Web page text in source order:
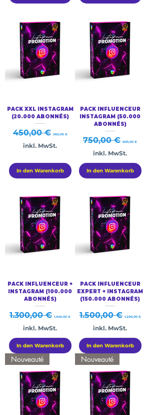
PACK XXL INSTAGRAM
(20.000 ABONNÉS)
Standardpreis
450,00 € 360,00 €
inkl. MwSt.
In den Warenkorb
PACK INFLUENCEUR
INSTAGRAM (50.000
ABONNÉS)
Standardpreis
750,00 € 600,00 €
inkl. MwSt.
In den Warenkorb
PACK INFLUENCEUR +
INSTAGRAM (100.000
ABONNÉS)
Standardpreis
1.300,00 € 1.040,00 €
inkl. MwSt.
In den Warenkorb
PACK INFLUENCEUR
EXPERT + INSTAGRAM
(150.000 ABONNÉS)
Standardpreis
1.500,00 € 1.200,00 €
inkl. MwSt.
In den Warenkorb
Nouveauté Nouveauté